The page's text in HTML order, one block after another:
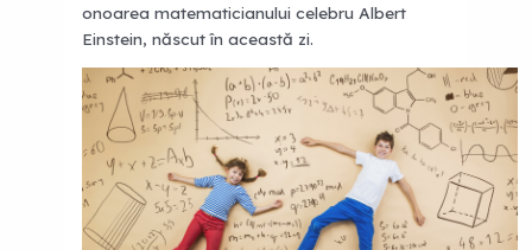
onoarea matematicianului celebru Albert
Einstein, născut în această zi.